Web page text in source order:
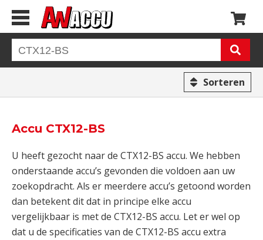
Sorteren
Accu CTX12-BS
U heeft gezocht naar de CTX12-BS accu. We hebben
onderstaande accu’s gevonden die voldoen aan uw
zoekopdracht. Als er meerdere accu’s getoond worden
dan betekent dit dat in principe elke accu
vergelijkbaar is met de CTX12-BS accu. Let er wel op
dat u de specificaties van de CTX12-BS accu extra